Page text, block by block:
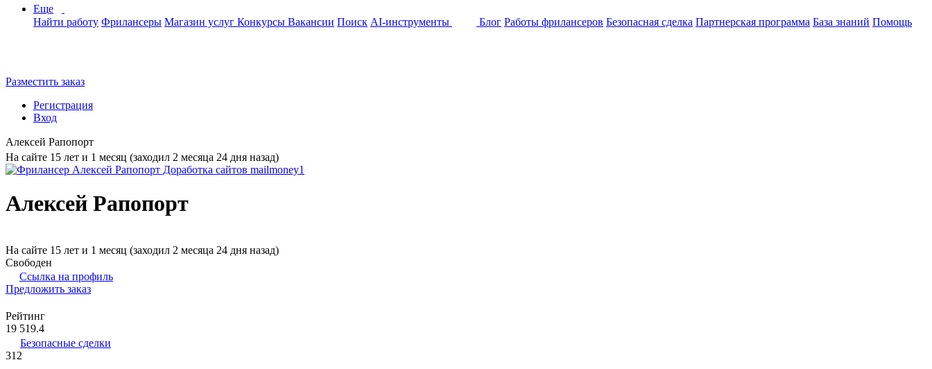
Еще
Найти работу Фрилансеры Магазин услуг Конкурсы Вакансии Поиск AI-инструменты Блог Работы фрилансеров Безопасная сделка Партнерская программа База знаний Помощь
Разместить заказ
Регистрация
Вход
Алексей Рапопорт
На сайте 15 лет и 1 месяц (заходил 2 месяца 24 дня назад)
Алексей Рапопорт
На сайте 15 лет и 1 месяц (заходил 2 месяца 24 дня назад)
Свободен
Ссылка на профиль
Предложить заказ
Рейтинг
19 519.4
Безопасные сделки
312